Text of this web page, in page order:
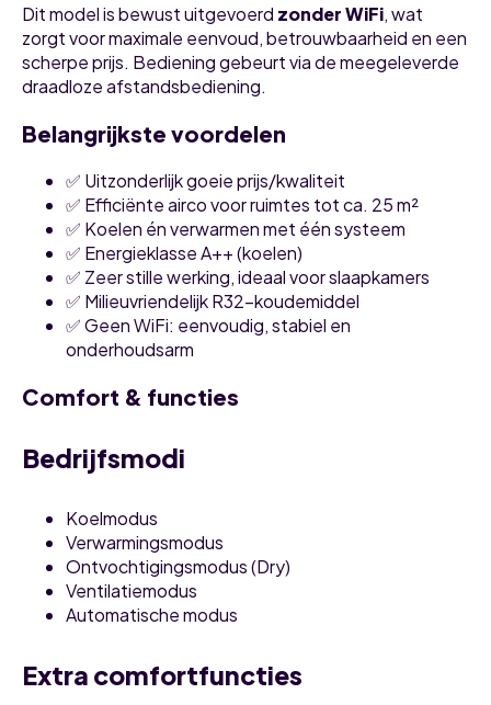
Dit model is bewust uitgevoerd zonder WiFi, wat
zorgt voor maximale eenvoud, betrouwbaarheid en een
scherpe prijs. Bediening gebeurt via de meegeleverde
draadloze afstandsbediening.
Belangrijkste voordelen
✅ Uitzonderlijk goeie prijs/kwaliteit
✅ Efficiënte airco voor ruimtes tot ca. 25 m²
✅ Koelen én verwarmen met één systeem
✅ Energieklasse A++ (koelen)
✅ Zeer stille werking, ideaal voor slaapkamers
✅ Milieuvriendelijk R32-koudemiddel
✅ Geen WiFi: eenvoudig, stabiel en
onderhoudsarm
Comfort & functies
Bedrijfsmodi
Koelmodus
Verwarmingsmodus
Ontvochtigingsmodus (Dry)
Ventilatiemodus
Automatische modus
Extra comfortfuncties